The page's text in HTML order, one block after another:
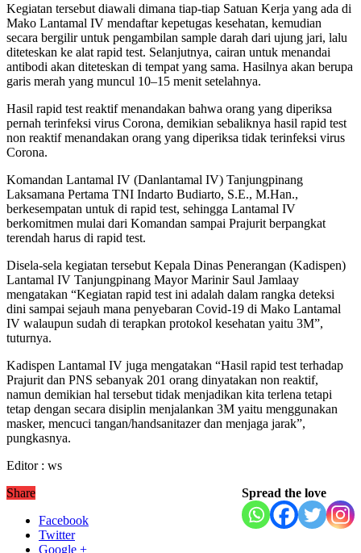
Kegiatan tersebut diawali dimana tiap-tiap Satuan Kerja yang ada di
Mako Lantamal IV mendaftar kepetugas kesehatan, kemudian
secara bergilir untuk pengambilan sample darah dari ujung jari, lalu
diteteskan ke alat rapid test. Selanjutnya, cairan untuk menandai
antibodi akan diteteskan di tempat yang sama. Hasilnya akan berupa
garis merah yang muncul 10–15 menit setelahnya.
Hasil rapid test reaktif menandakan bahwa orang yang diperiksa
pernah terinfeksi virus Corona, demikian sebaliknya hasil rapid test
non reaktif menandakan orang yang diperiksa tidak terinfeksi virus
Corona.
Komandan Lantamal IV (Danlantamal IV) Tanjungpinang
Laksamana Pertama TNI Indarto Budiarto, S.E., M.Han.,
berkesempatan untuk di rapid test, sehingga Lantamal IV
berkomitmen mulai dari Komandan sampai Prajurit berpangkat
terendah harus di rapid test.
Disela-sela kegiatan tersebut Kepala Dinas Penerangan (Kadispen)
Lantamal IV Tanjungpinang Mayor Marinir Saul Jamlaay
mengatakan “Kegiatan rapid test ini adalah dalam rangka deteksi
dini sampai sejauh mana penyebaran Covid-19 di Mako Lantamal
IV walaupun sudah di terapkan protokol kesehatan yaitu 3M”,
tuturnya.
Kadispen Lantamal IV juga mengatakan “Hasil rapid test terhadap
Prajurit dan PNS sebanyak 201 orang dinyatakan non reaktif,
namun demikian hal tersebut tidak menjadikan kita terlena tetapi
tetap dengan secara disiplin menjalankan 3M yaitu menggunakan
masker, mencuci tangan/handsanitazer dan menjaga jarak”,
pungkasnya.
Editor : ws
Spread the love
Share
Facebook
Twitter
Google +